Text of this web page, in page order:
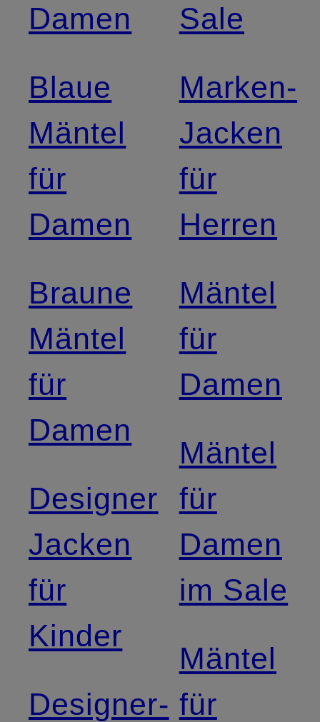
Damen
Blaue
Mäntel
für
Damen
Braune
Mäntel
für
Damen
Designer
Jacken
für
Kinder
Designer-
Sale
Marken-
Jacken
für
Herren
Mäntel
für
Damen
Mäntel
für
Damen
im Sale
Mäntel
für